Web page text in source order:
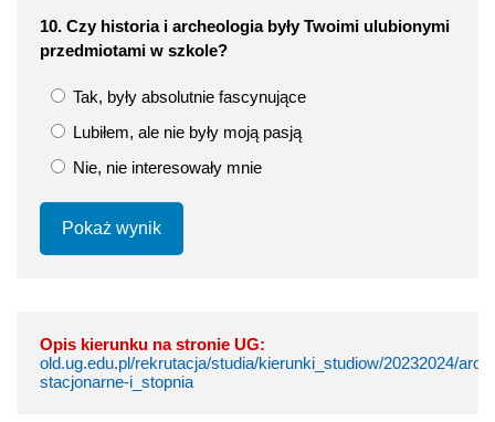
10. Czy historia i archeologia były Twoimi ulubionymi
przedmiotami w szkole?
Tak, były absolutnie fascynujące
Lubiłem, ale nie były moją pasją
Nie, nie interesowały mnie
Pokaż wynik
Opis kierunku na stronie UG:
old.ug.edu.pl/rekrutacja/studia/kierunki_studiow/20232024/
stacjonarne-i_stopnia